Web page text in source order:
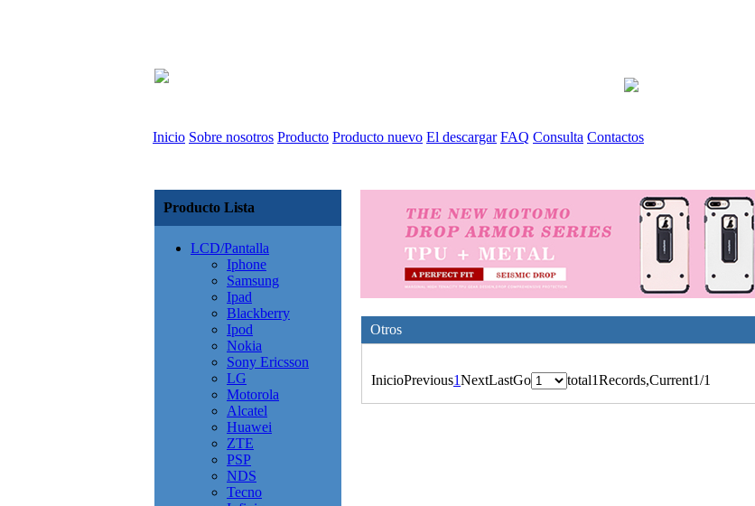
Inicio Sobre nosotros Producto Producto nuevo El descargar FAQ Consulta Contactos
Producto Lista
LCD/Pantalla
Iphone
Samsung
Ipad
Blackberry
Ipod
Nokia
Sony Ericsson
LG
Motorola
Alcatel
Huawei
ZTE
PSP
NDS
Tecno
Otros
InicioPrevious1NextLastGo total1Records,Current1/1